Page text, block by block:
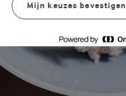
Mijn keuzes bevestigen